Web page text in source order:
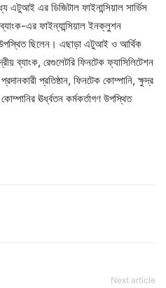
এটুআই এর ডিজিটাল ফাইনান্সিয়াল সার্ভিস
এর ফাইন্যান্সিয়াল ইনক্লুশন
উপস্থিত ছিলেন। এছাড়া এটুআই ও আর্থিক
ব্যাংক, রেগুলেটরি ফিনটেক ফ্যাসিলিটেশন
প্রতিষ্ঠান, ফিনটেক কোম্পানি, ক্ষুদ্র
ঊর্ধ্বতন কর্মকর্তাগণ উপস্থিত
Next article